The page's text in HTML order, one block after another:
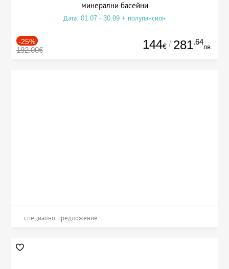
минерални басейни
Дата: 01.07 - 30.09 + полупансион
-25%
192.00€ 144€ / 281.64
лв.
специално предложение